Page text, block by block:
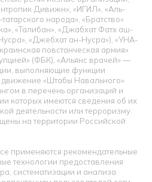
Дивижн», «ИГИЛ», «Аль-
народа», «Братство»
«Талибан», «Джабхат Фатх аш-
«Джебхат ан-Нусра»), «УНА-
повстанческая армия»
(ФБК), «Альянс врачей» —
выполняющие функции
«Штабы Навального»
в перечень организаций и
которых имеются сведения об их
деятельности или терроризму.
на территории Российской
применяются рекомендательные
технологии предоставления
систематизации и анализа